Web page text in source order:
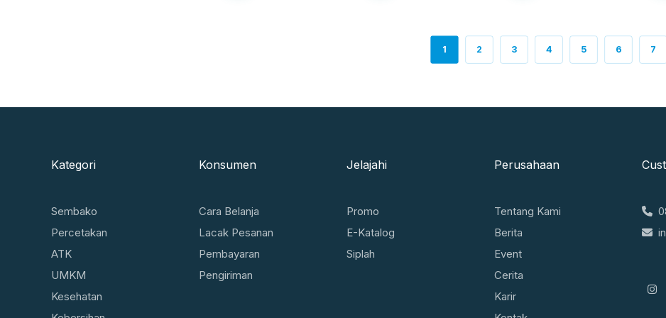
1 2 3 4 5 6 7
Kategori
Sembako
Percetakan
ATK
UMKM
Kesehatan
Konsumen
Cara Belanja
Lacak Pesanan
Pembayaran
Pengiriman
Jelajahi
Promo
E-Katalog
Siplah
Perusahaan
Tentang Kami
Berita
Event
Cerita
Karir